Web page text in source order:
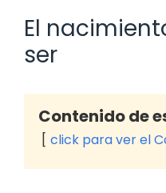
El
ser
Contenido de
click para ver el